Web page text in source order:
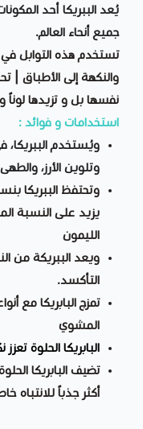
يُعد الببريكا أحد
جميع أنحاء العالم.
تستخدم هذه التوابل في
والنكهة إلى الأطباق |
نفسها بل و تزيدها لوناً
استخدامات و فوائد :
ويُستخدم
وتلوين الأرز،
وتحتفظ الببريكا
يزيد على النسبة
الليمون
ويعد الببريكة من
التأكسد.
تمزج البابريكا مع
المشوي
البابريكا الحلوة
تضيف البابريكا
أكثر جذباً للانتباه